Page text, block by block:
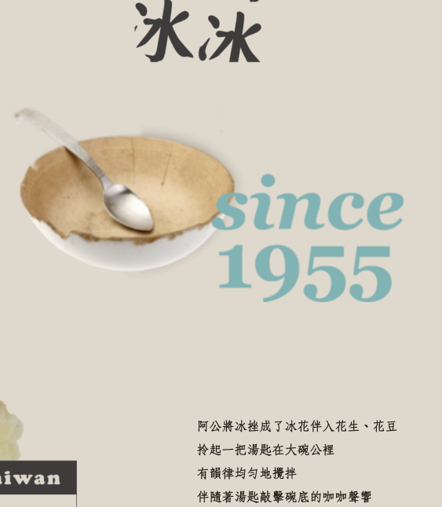
阿公將冰挫成了冰花伴入花生、花豆
拎起一把湯匙在大碗公裡
有韻律均勻地攪拌
伴隨著湯匙敲擊碗底的咖咖聲響